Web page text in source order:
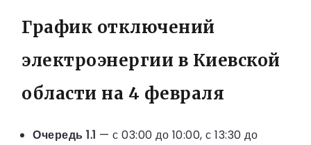
График отключений
электроэнергии в Киевской
области на 4 февраля
Очередь 1.1 — с 03:00 до 10:00, с 13:30 до